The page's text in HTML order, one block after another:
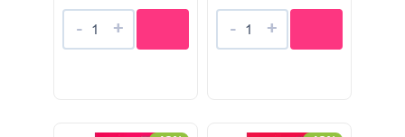
- + - +